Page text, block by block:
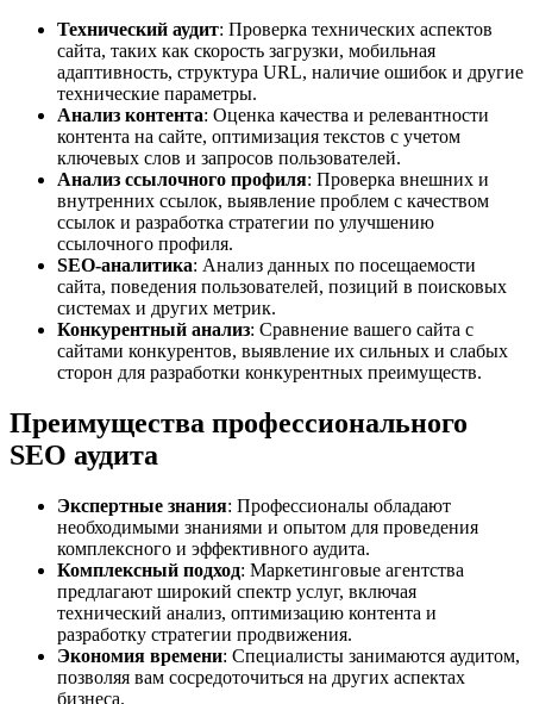
Технический аудит: Проверка технических аспектов
сайта, таких как скорость загрузки, мобильная
адаптивность, структура URL, наличие ошибок и другие
технические параметры.
Анализ контента: Оценка качества и релевантности
контента на сайте, оптимизация текстов с учетом
ключевых слов и запросов пользователей.
Анализ ссылочного профиля: Проверка внешних и
внутренних ссылок, выявление проблем с качеством
ссылок и разработка стратегии по улучшению
ссылочного профиля.
SEO-аналитика: Анализ данных по посещаемости
сайта, поведения пользователей, позиций в поисковых
системах и других метрик.
Конкурентный анализ: Сравнение вашего сайта с
сайтами конкурентов, выявление их сильных и слабых
сторон для разработки конкурентных преимуществ.
Преимущества профессионального
SEO аудита
Экспертные знания: Профессионалы обладают
необходимыми знаниями и опытом для проведения
комплексного и эффективного аудита.
Комплексный подход: Маркетинговые агентства
предлагают широкий спектр услуг, включая
технический анализ, оптимизацию контента и
разработку стратегии продвижения.
Экономия времени: Специалисты занимаются аудитом,
позволяя вам сосредоточиться на других аспектах
бизнеса.